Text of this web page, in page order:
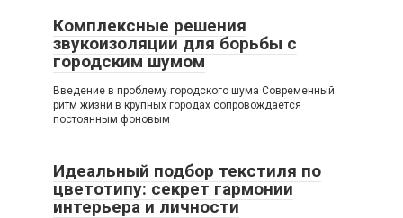
Комплексные решения
звукоизоляции для борьбы с
городским шумом
Введение в проблему городского шума Современный
ритм жизни в крупных городах сопровождается
постоянным фоновым
Идеальный подбор текстиля по
цветотипу: секрет гармонии
интерьера и личности